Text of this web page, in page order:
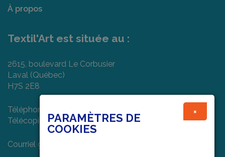
À propos
Textil'Art est située au :
2615, boulevard Le Corbusier
Laval (Québec)
H7S 2E8
Téléphone : (450) 682-7474
Télécopieur : (450) 978-1022
Courriel général :
×
PARAMÈTRES DE
COOKIES